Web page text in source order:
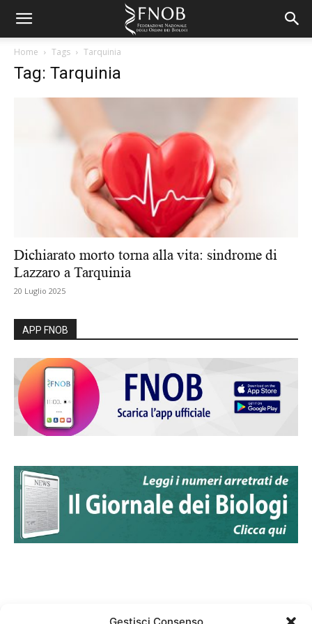
Home Tags Tarquinia
Tag: Tarquinia
Dichiarato morto torna alla vita: sindrome di
Lazzaro a Tarquinia
20 Luglio 2025
APP FNOB